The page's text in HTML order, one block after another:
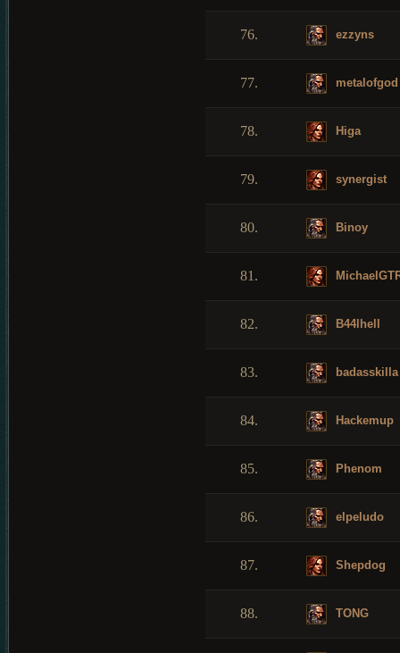
76. ezzyns
77. metalofgod
78. Higa
79. synergist
80. Binoy
81.
82. B44lhell
83. badasskilla
84. Hackemup
85. Phenom
86. elpeludo
87. Shepdog
88. TONG